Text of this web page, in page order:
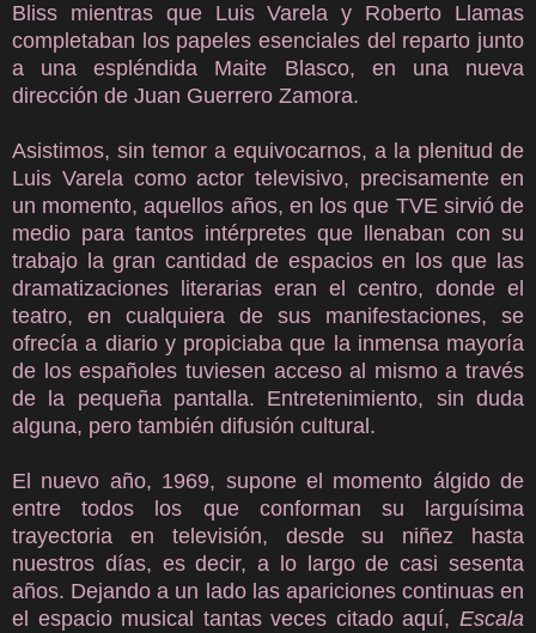
Bliss mientras que Luis Varela y Roberto Llamas
completaban los papeles esenciales del reparto junto
a una espléndida Maite Blasco, en una nueva
dirección de Juan Guerrero Zamora.
Asistimos, sin temor a equivocarnos, a la plenitud de
Luis Varela como actor televisivo, precisamente en
un momento, aquellos años, en los que TVE sirvió de
medio para tantos intérpretes que llenaban con su
trabajo la gran cantidad de espacios en los que las
dramatizaciones literarias eran el centro, donde el
teatro, en cualquiera de sus manifestaciones, se
ofrecía a diario y propiciaba que la inmensa mayoría
de los españoles tuviesen acceso al mismo a través
de la pequeña pantalla. Entretenimiento, sin duda
alguna, pero también difusión cultural.
El nuevo año, 1969, supone el momento álgido de
entre todos los que conforman su larguísima
trayectoria en televisión, desde su niñez hasta
nuestros días, es decir, a lo largo de casi sesenta
años. Dejando a un lado las apariciones continuas en
el espacio musical tantas veces citado aquí, Escala